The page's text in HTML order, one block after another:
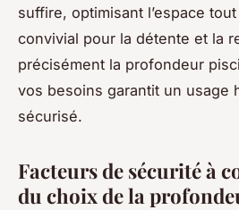
suffire, optimisant l’espace
convivial pour la détente et la
précisément la profondeur
vos besoins garantit un usage
sécurisé.
Facteurs de sécurité à
du choix de la